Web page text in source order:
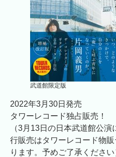
武道館限定版
2022年3月30日発売
タワーレコード独占販売！
（3月13日の日本武道館公
行販売はタワーレコード物
ります。予めご了承ください